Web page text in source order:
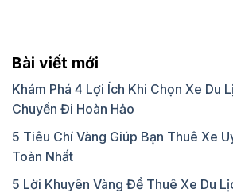
Bài viết mới
Khám Phá 4 Lợi Ích Khi Chọn Xe Du
Chuyến Đi Hoàn Hảo
5 Tiêu Chí Vàng Giúp Bạn Thuê Xe
Toàn Nhất
5 Lời Khuyên Vàng Để Thuê Xe Du